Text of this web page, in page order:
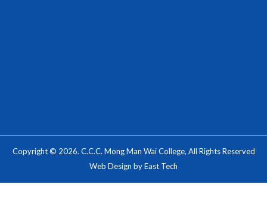
Copyright © 2026. C.C.C. Mong Man Wai College, All Rights Reserved
Web Design byEast Tech